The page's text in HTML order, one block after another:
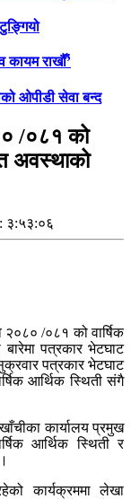
कायम राखौँ’
ओपीडी सेवा बन्द
/०८१ को
अवस्थाको
/०८१ को वार्षिक
पत्रकार भेटघाट
पत्रकार भेटघाट
आर्थिक स्थिती संगै
कार्यालय प्रमुख
आर्थिक स्थिती र
कार्यक्रममा लेखा